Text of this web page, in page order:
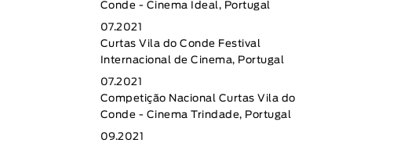
Conde - Cinema Ideal, Portugal
07.2021
Curtas Vila do Conde Festival
Internacional de Cinema, Portugal
07.2021
Competição Nacional Curtas Vila do
Conde - Cinema Trindade, Portugal
09.2021